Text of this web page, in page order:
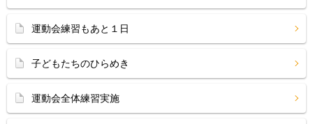
運動会練習もあと１日
子どもたちのひらめき
運動会全体練習実施